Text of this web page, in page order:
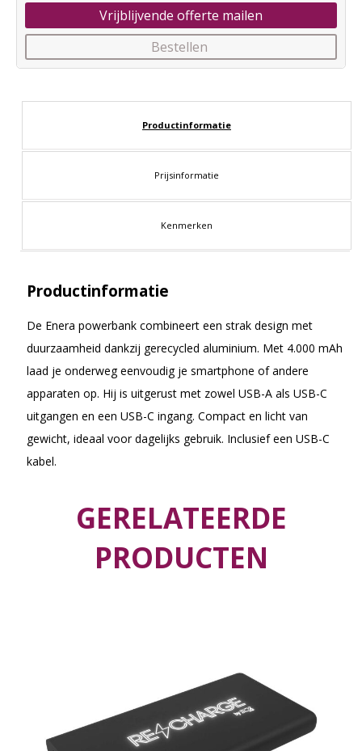
Vrijblijvende offerte mailen
Bestellen
Productinformatie
Prijsinformatie
Kenmerken
Productinformatie
De Enera powerbank combineert een strak design met
duurzaamheid dankzij gerecycled aluminium. Met 4.000 mAh
laad je onderweg eenvoudig je smartphone of andere
apparaten op. Hij is uitgerust met zowel USB-A als USB-C
uitgangen en een USB-C ingang. Compact en licht van
gewicht, ideaal voor dagelijks gebruik. Inclusief een USB-C
kabel.
GERELATEERDE
PRODUCTEN